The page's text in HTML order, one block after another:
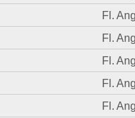
Fl.
Fl.
Fl.
Fl.
Fl.